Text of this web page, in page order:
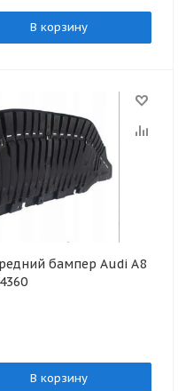
В корзину
бампер Audi A8
В корзину